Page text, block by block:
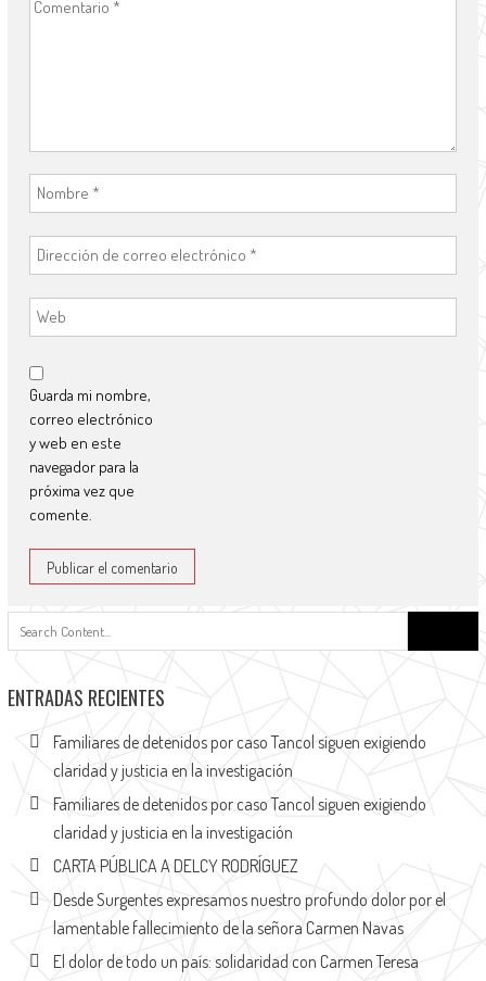
Guarda mi nombre,
correo electrónico
y web en este
navegador para la
próxima vez que
comente.
ENTRADAS RECIENTES
Familiares de detenidos por caso Tancol siguen exigiendo
claridad y justicia en la investigación
Familiares de detenidos por caso Tancol siguen exigiendo
claridad y justicia en la investigación
CARTA PÚBLICA A DELCY RODRÍGUEZ
Desde Surgentes expresamos nuestro profundo dolor por el
lamentable fallecimiento de la señora Carmen Navas
El dolor de todo un país: solidaridad con Carmen Teresa